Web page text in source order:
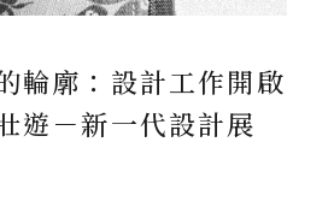
輪廓：設計工作開啟
遊－新一代設計展